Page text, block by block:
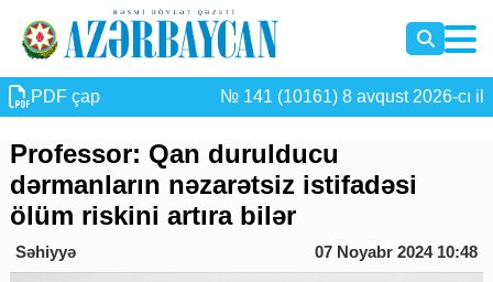
PDF çap № 141 (10161) 8 avqust 2026-cı il
Professor: Qan durulducu
dərmanların nəzarətsiz istifadəsi
ölüm riskini artıra bilər
Səhiyyə 07 Noyabr 2024 10:48